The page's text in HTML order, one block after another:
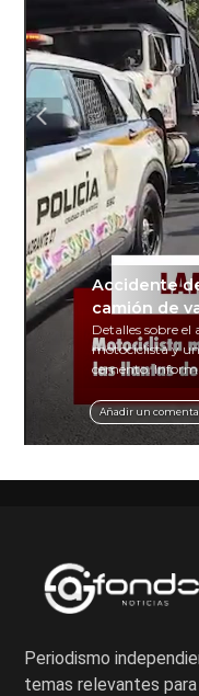
Añadir un
Accidente
camión de
Detalles sobre
motociclista y
cemento.
vial y
Periodismo
temas relevantes